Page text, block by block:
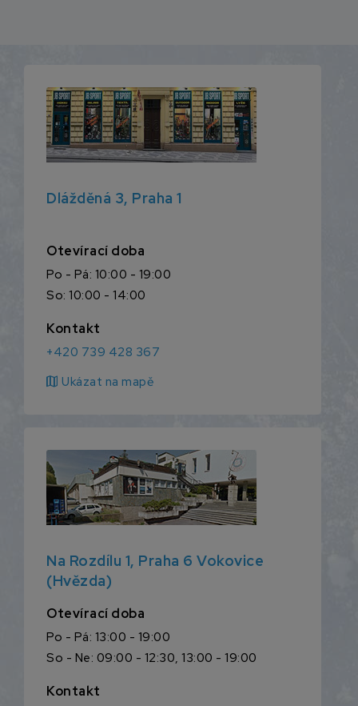
Dlážděná 3, Praha 1
Otevírací doba
Po - Pá: 10:00 - 19:00
So: 10:00 - 14:00
Kontakt
+420 739 428 367
map Ukázat na mapě
Na Rozdílu 1, Praha 6 Vokovice
(Hvězda)
Otevírací doba
Po - Pá: 13:00 - 19:00
So - Ne: 09:00 - 12:30, 13:00 - 19:00
Kontakt